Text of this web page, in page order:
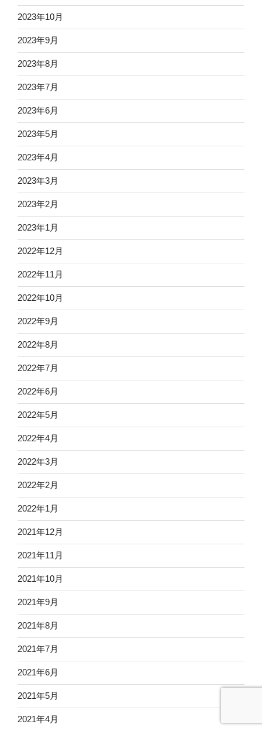
2023年10月
2023年9月
2023年8月
2023年7月
2023年6月
2023年5月
2023年4月
2023年3月
2023年2月
2023年1月
2022年12月
2022年11月
2022年10月
2022年9月
2022年8月
2022年7月
2022年6月
2022年5月
2022年4月
2022年3月
2022年2月
2022年1月
2021年12月
2021年11月
2021年10月
2021年9月
2021年8月
2021年7月
2021年6月
2021年5月
2021年4月